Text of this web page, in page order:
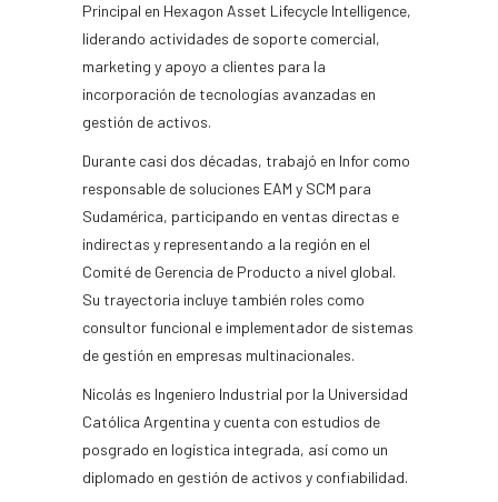
Principal en Hexagon Asset Lifecycle Intelligence,
liderando actividades de soporte comercial,
marketing y apoyo a clientes para la
incorporación de tecnologías avanzadas en
gestión de activos.
Durante casi dos décadas, trabajó en Infor como
responsable de soluciones EAM y SCM para
Sudamérica, participando en ventas directas e
indirectas y representando a la región en el
Comité de Gerencia de Producto a nivel global.
Su trayectoria incluye también roles como
consultor funcional e implementador de sistemas
de gestión en empresas multinacionales.
Nicolás es Ingeniero Industrial por la Universidad
Católica Argentina y cuenta con estudios de
posgrado en logística integrada, así como un
diplomado en gestión de activos y confiabilidad.